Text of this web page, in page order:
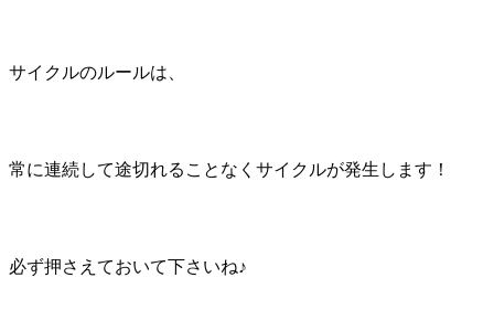
サイクルのルールは、
常に連続して途切れることなくサイクルが発生します！
必ず押さえておいて下さいね♪